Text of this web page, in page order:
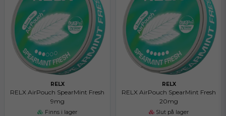
RELX
RELX AirPouch SpearMint Fresh
9mg
Finns i lager
RELX
RELX AirPouch SpearMint Fresh
20mg
Slut på lager